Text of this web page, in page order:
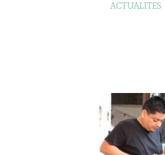
ACTUALITES